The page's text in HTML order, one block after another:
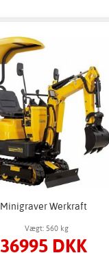
Minigraver Werkraft
Vægt: 560 kg
36995 DKK